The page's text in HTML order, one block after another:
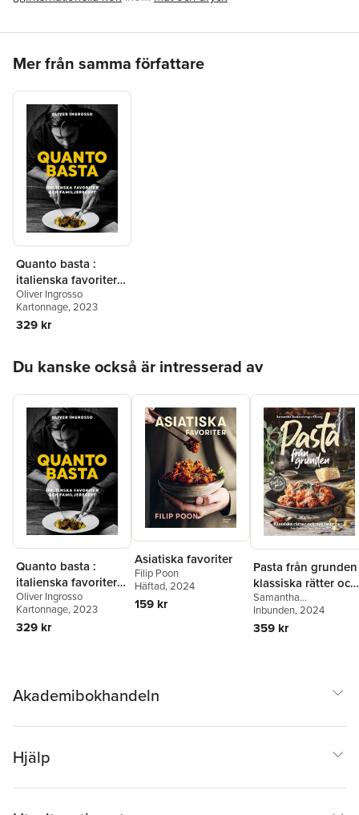
Mer från samma författare
Quanto basta :
italienska favoriter
och familjerecept
Oliver Ingrosso
Kartonnage, 2023
329 kr
Du kanske också är intresserad av
Quanto basta :
italienska favoriter
och familjerecept
Oliver Ingrosso
Kartonnage, 2023
329 kr
Asiatiska favoriter
Filip Poon
Häftad, 2024
159 kr
Pasta från
klassiska rätter och
nya favoriter
Samantha
Santambrogio-Öberg
Inbunden, 2024
359 kr
Akademibokhandeln
Hjälp